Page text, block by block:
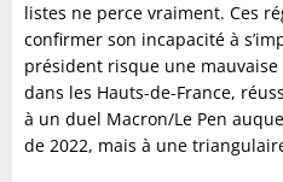
listes ne perce vraiment. Ces
confirmer son incapacité à
président risque une
dans les Hauts-de-France,
à un duel Macron/Le Pen
de 2022, mais à une